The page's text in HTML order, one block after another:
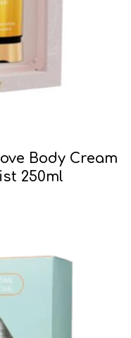
Body Cream
250ml